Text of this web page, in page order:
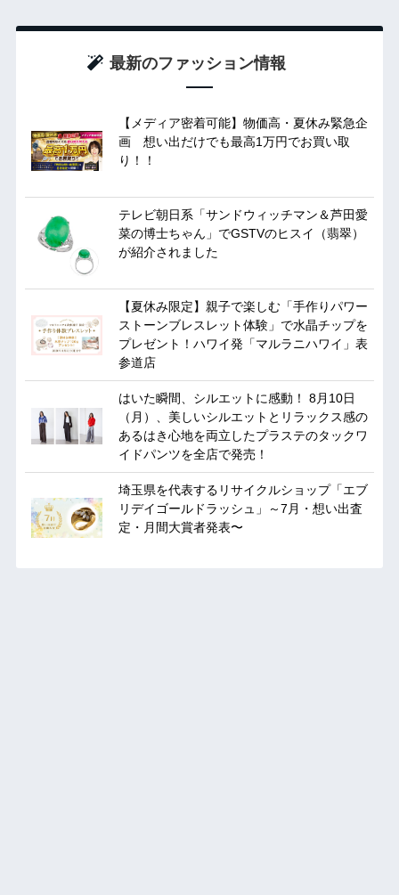
最新のファッション情報
【メディア密着可能】物価高・夏休み緊急企
画 想い出だけでも最高1万円でお買い取
り！！
テレビ朝日系「サンドウィッチマン＆芦田愛
菜の博士ちゃん」でGSTVのヒスイ（翡翠）
が紹介されました
【夏休み限定】親子で楽しむ「手作りパワー
ストーンブレスレット体験」で水晶チップを
プレゼント！ハワイ発「マルラニハワイ」表
参道店
はいた瞬間、シルエットに感動！ 8月10日
（月）、美しいシルエットとリラックス感の
あるはき心地を両立したプラステのタックワ
イドパンツを全店で発売！
埼玉県を代表するリサイクルショップ「エブ
リデイゴールドラッシュ」～7月・想い出査
定・月間大賞者発表〜